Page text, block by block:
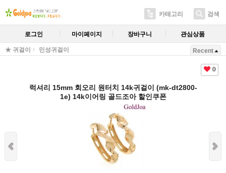
카테고리 검색
로그인 마이페이지 장바구니 관심상품
★ 귀걸이 민성귀걸이 Recent
0
럭셔리 15mm 회오리 원터치 14k귀걸이 (mk-dt2800-
1e) 14k이어링 골드조아 할인쿠폰